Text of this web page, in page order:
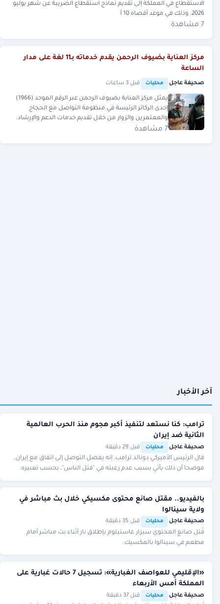
الاستقطاع في المملكة إلى تقديم نماذج استقطاع الضريبة عن شهر يوليو
2026، وذلك في موعد أقصاه 10 أ
7 مشاهدة
مركز العناية بضيوف الرحمن يقدم خدماته بـ11 لغة على مدار
الساعة
صحيفة عاجل محليات قبل 3 ساعات
يمثل مركز العناية بضيوف الرحمن عبر الرقم الموحد (1966)
إحدى الركائز الرئيسة في منظومة التواصل مع الحجاج
والمعتمرين والزوار من خلال تقديم خدمات الدعم والإرشاد.
7 مشاهدة
آخر الأخبار
ترامب: كنا نستعد لتنفيذ أكبر هجوم منذ الحرب العالمية
الثانية ضد إيران
صحيفة عاجل محليات قبل 29 دقيقة
قال الرئيس الأميركي دونالد ترامب، إنه يفضل التوصل إلى اتفاق مع إيران،
موضحا أن ذلك يأتي بسبب عدم رغبته في "قتل الناس"، بحسب تعبيره.
بالفيديو.. مقتل صانع محتوى مكسيكي خلال بث مباشر في
ولاية سينالوا
صحيفة عاجل محليات قبل 35 دقيقة
قُتل صانع المحتوى سيزار غاستيلوم بإطلاق نار أثناء بث مباشر أمام
مطعم في سينالوا بالمكسيك.
«الإقليمي للعواصف الغبارية»: تسجيل 7 حالات غبارية على
المملكة أمس الأربعاء
صحيفة عاجل محليات قبل 37 دقيقة